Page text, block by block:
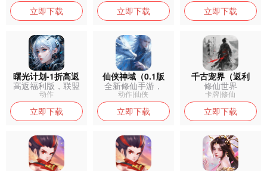
立即下载 立即下载 立即下载
曙光计划-1折高返
版
高返福利版，联盟
争霸赚代金券...
动作
立即下载
仙侠神域（0.1版
本）
全新修仙手游，
《仙侠神域》震...
动作|仙侠
立即下载
千古宠界（返利
版）
修仙世界
卡牌|修仙
立即下载